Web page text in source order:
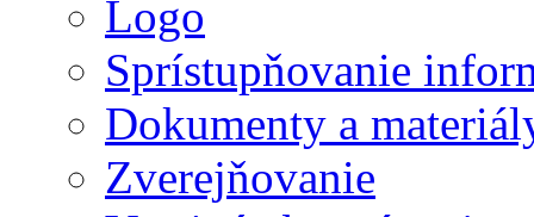
Logo
Sprístupňovanie
Dokumenty a
Zverejňovanie